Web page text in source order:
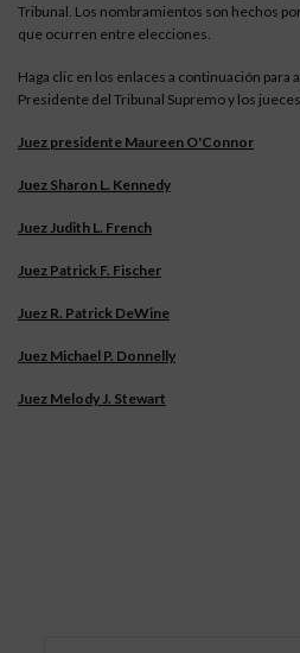
Tribunal. Los nombramientos son hechos
que ocurren entre elecciones.
Haga clic en los enlaces a continuación para
Presidente del Tribunal Supremo y los
Juez presidente Maureen O'Connor
Juez Sharon L. Kennedy
Juez Judith L. French
Juez Patrick F. Fischer
Juez R. Patrick DeWine
Juez Michael P. Donnelly
Juez Melody J. Stewart